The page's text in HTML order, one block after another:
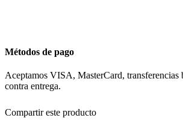
Métodos de pago
Aceptamos VISA, MasterCard, transferencias
contra entrega.
Compartir este producto